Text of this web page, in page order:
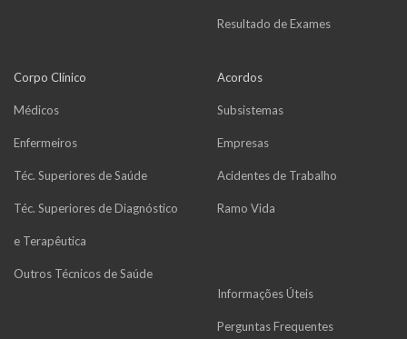
Resultado de Exames
Corpo Clínico
Médicos
Enfermeiros
Téc. Superiores de Saúde
Téc. Superiores de Diagnóstico
e Terapêutica
Outros Técnicos de Saúde
Acordos
Subsistemas
Empresas
Acidentes de Trabalho
Ramo Vida
Informações Úteis
Perguntas Frequentes